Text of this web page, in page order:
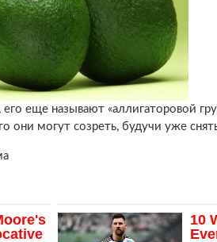
еще называют «аллигаторовой
они могут созреть, будучи уже